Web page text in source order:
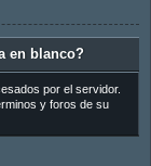
en blanco?
por el servidor.
y foros de su